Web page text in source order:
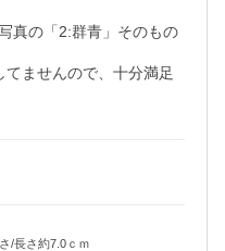
真の「2:群青」そのもの
ませんので、十分満足
/長さ約7.0ｃｍ